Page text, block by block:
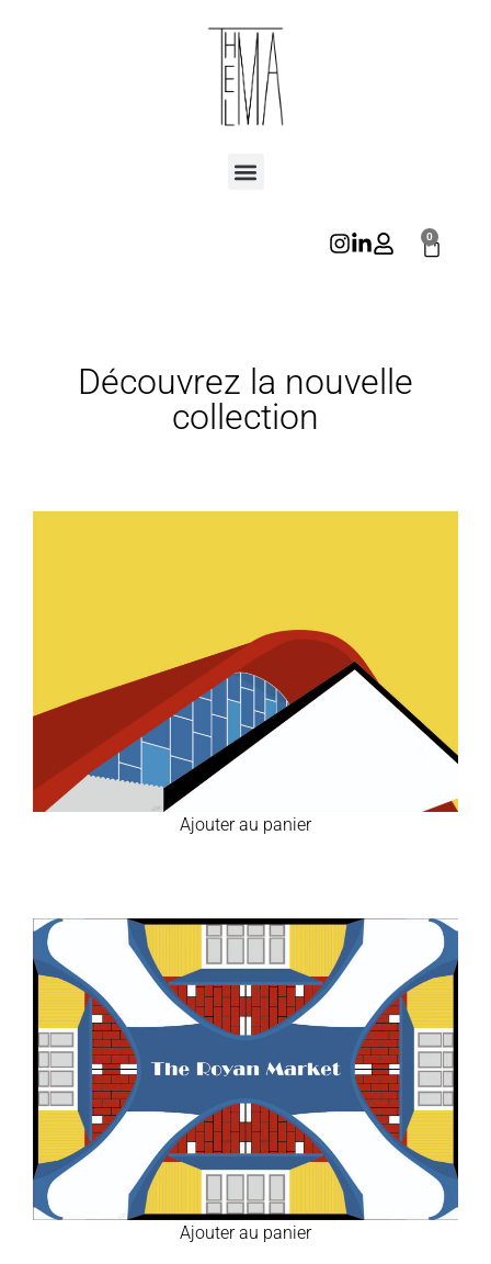
0
Découvrez la nouvelle
collection
Ajouter au panier
Ajouter au panier